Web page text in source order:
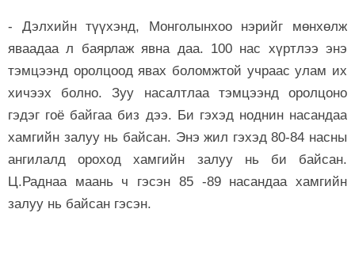
- Дэлхийн түүхэнд, Монголынхоо нэрийг мөнхөлж
яваадаа л баярлаж явна даа. 100 нас хүртлээ энэ
тэмцээнд оролцоод явах боломжтой учраас улам их
хичээх болно. Зуу насалтлаа тэмцээнд оролцоно
гэдэг гоё байгаа биз дээ. Би гэхэд ноднин насандаа
хамгийн залуу нь байсан. Энэ жил гэхэд 80-84 насны
ангилалд ороход хамгийн залуу нь би байсан.
Ц.Раднаа маань ч гэсэн 85 -89 насандаа хамгийн
залуу нь байсан гэсэн.